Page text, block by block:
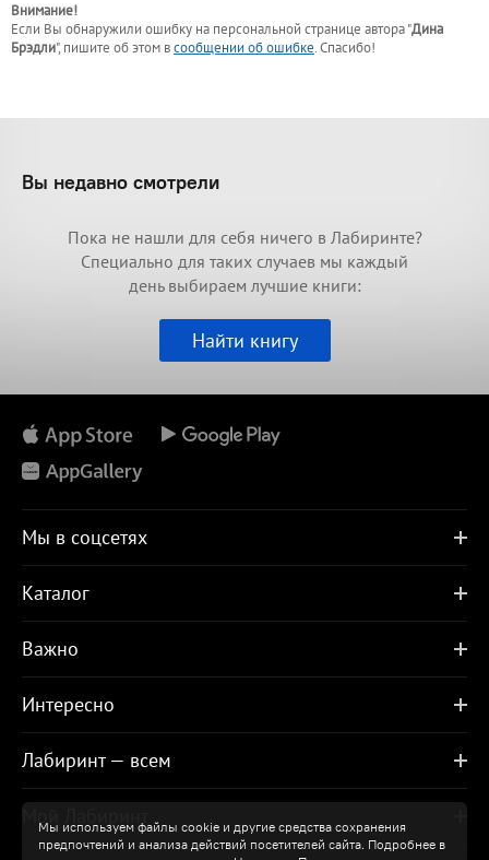
Внимание!
Если Вы обнаружили ошибку на персональной странице автора "Дина
Брэдли", пишите об этом всообщении об ошибке. Спасибо!
Мы используем файлы cookie и другие средства сохранения
предпочтений и анализа действий посетителей сайта. Подробнее в
Вы недавно смотрели
Пока не нашли для себя ничего в Лабиринте?
Специально для таких случаев мы каждый
день выбираем лучшие книги:
Найти книгу
Мы в соцсетях
Каталог
Важно
Интересно
Лабиринт — всем